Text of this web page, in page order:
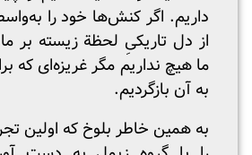
داریم. اگر کنش‌ها خود را
از دل تاریکیِ لحظة زیسته بر
ما هیچ نداریم مگر غریزه‌ای که
به آن بازگردیم.
به همین خاطر بلوخ که اولین